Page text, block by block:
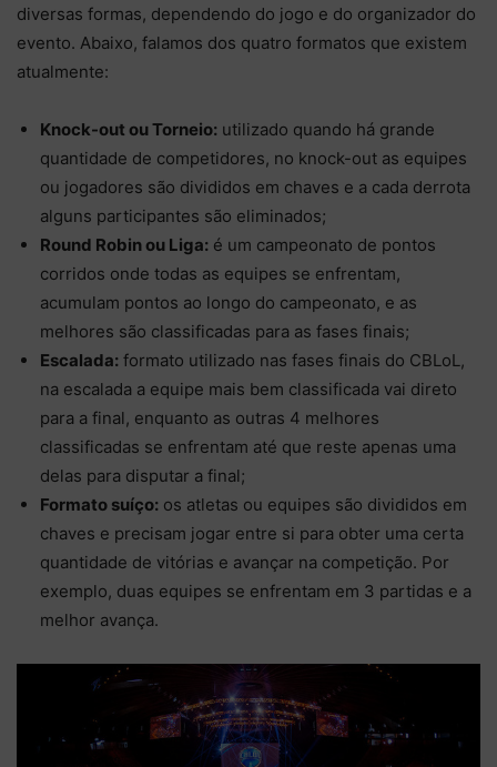
diversas formas, dependendo do jogo e do organizador do
evento. Abaixo, falamos dos quatro formatos que existem
atualmente:
Knock-out ou Torneio: utilizado quando há grande
quantidade de competidores, no knock-out as equipes
ou jogadores são divididos em chaves e a cada derrota
alguns participantes são eliminados;
Round Robin ou Liga: é um campeonato de pontos
corridos onde todas as equipes se enfrentam,
acumulam pontos ao longo do campeonato, e as
melhores são classificadas para as fases finais;
Escalada: formato utilizado nas fases finais do CBLoL,
na escalada a equipe mais bem classificada vai direto
para a final, enquanto as outras 4 melhores
classificadas se enfrentam até que reste apenas uma
delas para disputar a final;
Formato suíço: os atletas ou equipes são divididos em
chaves e precisam jogar entre si para obter uma certa
quantidade de vitórias e avançar na competição. Por
exemplo, duas equipes se enfrentam em 3 partidas e a
melhor avança.